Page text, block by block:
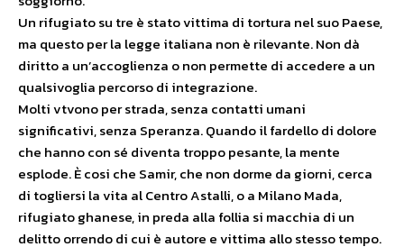
Un rifugiato su tre è stato vittima di tortura nel suo Paese,
ma questo per la legge italiana non è rilevante. Non dà
diritto a un’accoglienza o non permette di accedere a un
qualsivoglia percorso di integrazione.
Molti vtvono per strada, senza contatti umani
significativi, senza Speranza. Quando il fardello di dolore
che hanno con sé diventa troppo pesante, la mente
esplode. È cosi che Samir, che non dorme da giorni, cerca
di togliersi la vita al Centro Astalli, o a Milano Mada,
rifugiato ghanese, in preda alla follia si macchia di un
delitto orrendo di cui è autore e vittima allo stesso tempo.